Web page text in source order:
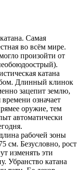
Самая
во всём мире.
произойти от
катана
Длинный клинок
зацепит землю,
означает
оружие, тем
автоматически
рабочей зоны
см. Безусловно, рост
изменять эти
Убранство катана